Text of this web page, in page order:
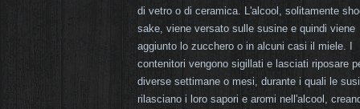
di vetro o di ceramica. L'alcool, solitamente
sake, viene versato sulle susine e quindi viene
aggiunto lo zucchero o in alcuni casi il miele. I
contenitori vengono sigillati e lasciati riposare
diverse settimane o mesi, durante i quali le
rilasciano i loro sapori e aromi nell'alcool,